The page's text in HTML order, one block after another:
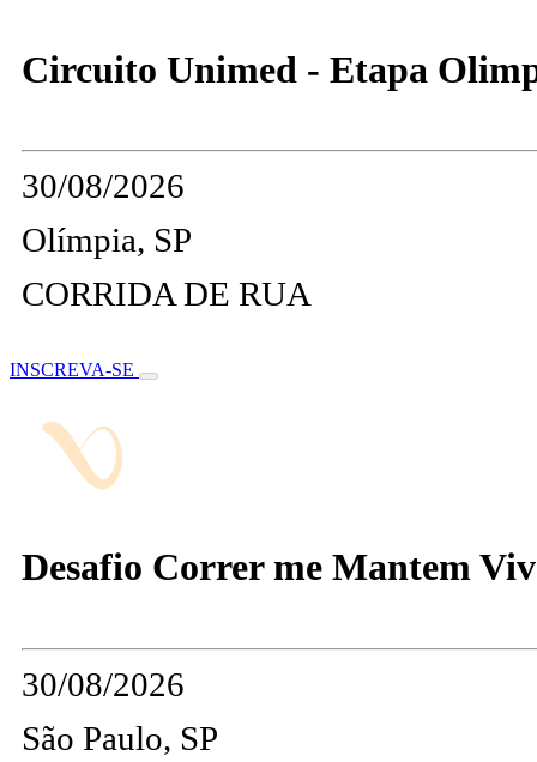
Circuito Unimed - Etapa
30/08/2026
Olímpia, SP
CORRIDA DE RUA
INSCREVA-SE
Desafio Correr me Mantem
30/08/2026
São Paulo, SP